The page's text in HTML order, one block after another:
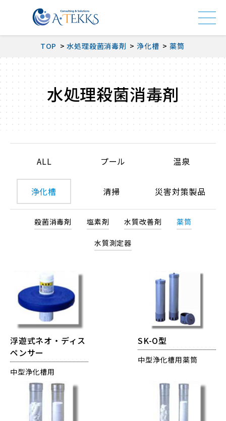
TOP 水処理殺菌消毒剤 浄化槽 薬筒
水処理殺菌消毒剤
ALL プール 温泉
浄化槽 清掃 災害対策製品
殺菌消毒剤 塩素剤 水質改善剤 薬筒
水質測定器
浮遊式ネオ・ディス
ペンサー
中型浄化槽用
SK-O型
中型浄化槽用薬筒